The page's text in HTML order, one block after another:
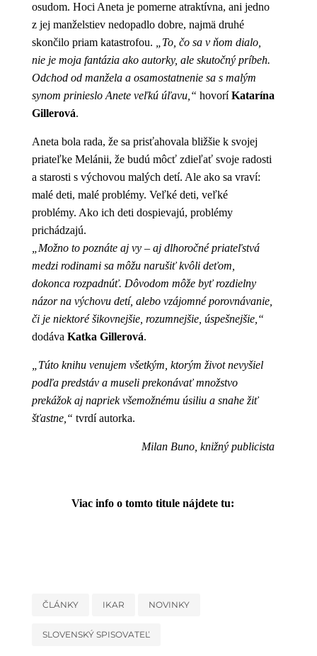
osudom. Hoci Aneta je pomerne atraktívna, ani jedno
z jej manželstiev nedopadlo dobre, najmä druhé
skončilo priam katastrofou.
„To, čo sa v ňom dialo,
nie je moja fantázia ako autorky, ale skutočný príbeh.
Odchod od manžela a osamostatnenie sa s malým
synom prinieslo Anete veľkú úľavu,“ hovoríKatarína
Gillerová.
Aneta bola rada, že sa prisťahovala bližšie k svojej
priateľke Melánii, že budú môcť zdieľať svoje radosti
a starosti s výchovou malých detí. Ale ako sa vraví:
malé deti, malé problémy. Veľké deti, veľké
problémy. Ako ich deti dospievajú, problémy
prichádzajú.
„Možno to poznáte aj vy – aj dlhoročné priateľstvá
medzi rodinami sa môžu narušiť kvôli deťom,
dokonca rozpadnúť. Dôvodom môže byť rozdielny
názor na výchovu detí, alebo vzájomné porovnávanie,
či je niektoré šikovnejšie, rozumnejšie, úspešnejšie,“
dodáva Katka Gillerová.
„Túto knihu venujem všetkým, ktorým život nevyšiel
podľa predstáv a museli prekonávať množstvo
prekážok aj napriek všemožnému úsiliu a snahe žiť
šťastne,“ tvrdí autorka.
Milan Buno, knižný publicista
Viac info o tomto titule nájdete tu:
ČLÁNKY IKAR NOVINKY
SLOVENSKÝ SPISOVATEĽ